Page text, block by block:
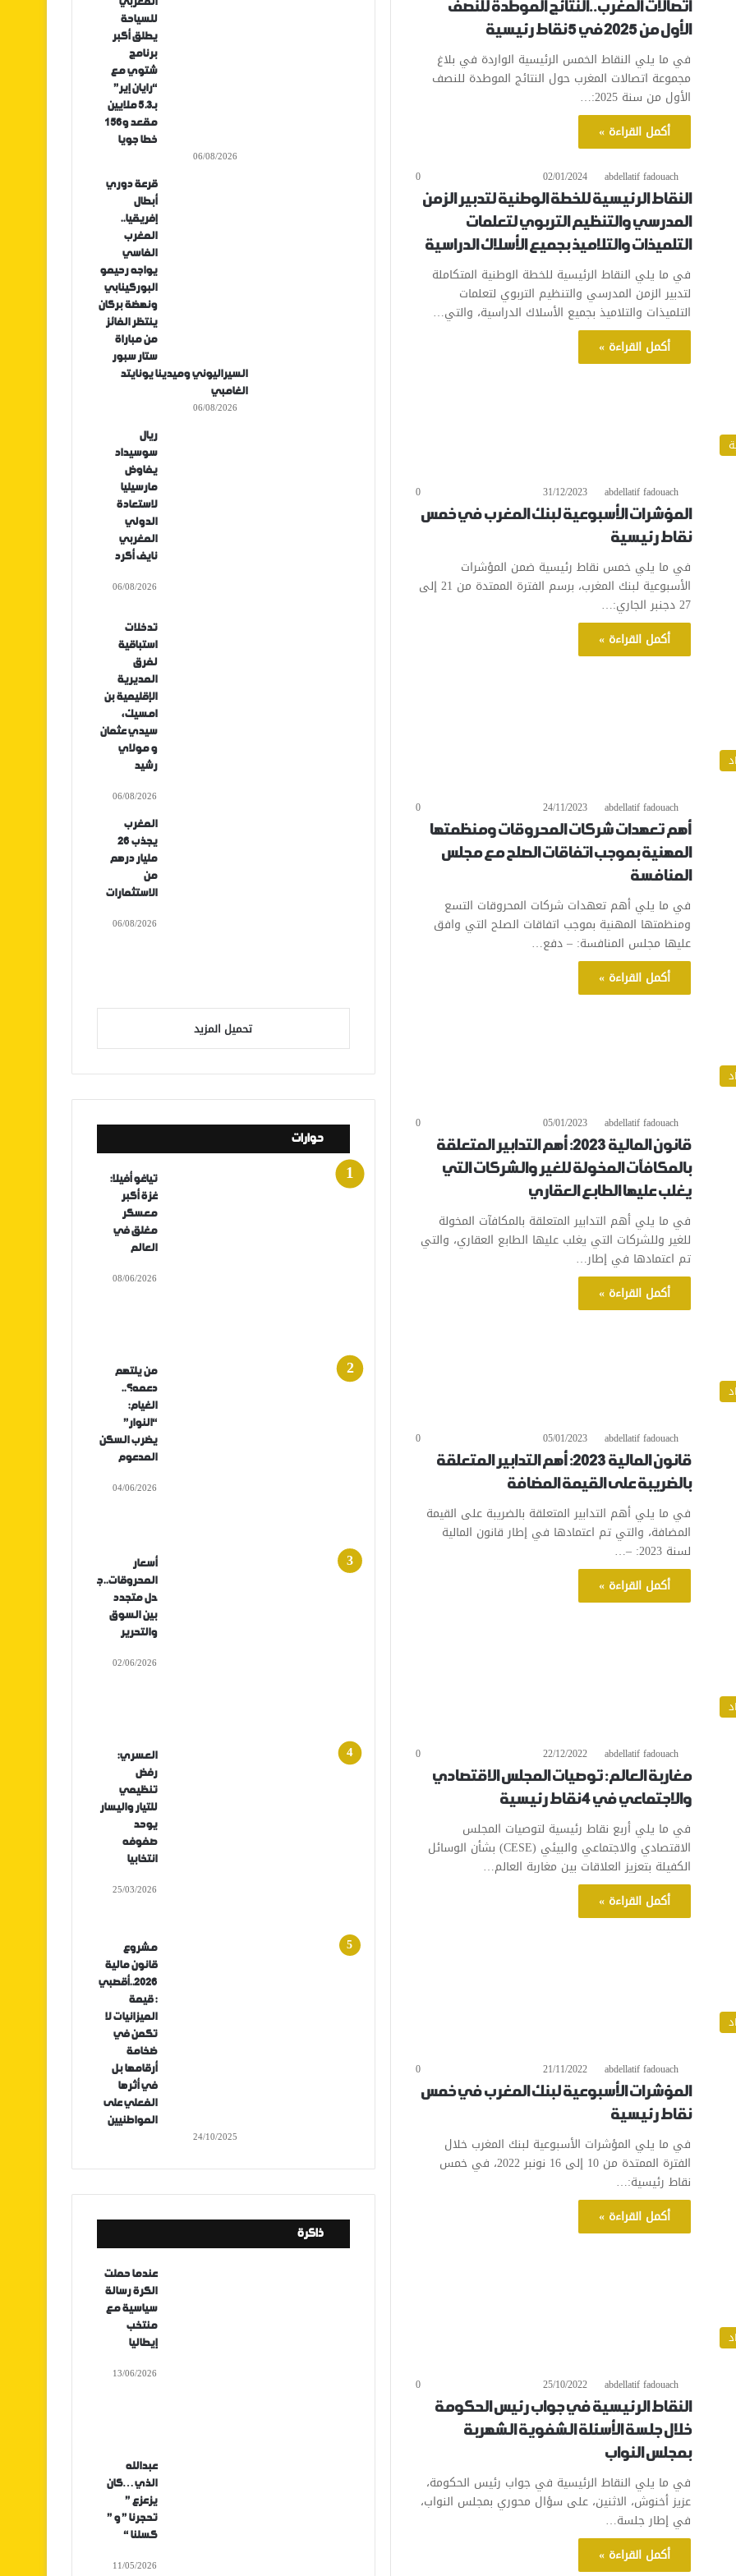
اتصالات المغرب..النتائج الموطدة للنصف
الأول من 2025 في 5 نقاط رئيسية
في ما يلي النقاط الخمس الرئيسية الواردة في بلاغ
مجموعة اتصالات المغرب حول النتائج الموطدة للنصف
الأول من سنة 2025:…
أكمل القراءة »
abdellatif fadouach
02/01/2024
0
النقاط الرئيسية للخطة الوطنية لتدبير الزمن
المدرسي والتنظيم التربوي لتعلمات
التلميذات والتلاميذ بجميع الأسلاك الدراسية
في ما يلي النقاط الرئيسية للخطة الوطنية المتكاملة
لتدبير الزمن المدرسي والتنظيم التربوي لتعلمات
التلميذات والتلاميذ بجميع الأسلاك الدراسية، والتي…
أكمل القراءة »
abdellatif fadouach
31/12/2023
0
المؤشرات الأسبوعية لبنك المغرب في خمس
نقاط رئيسية
في ما يلي خمس نقاط رئيسية ضمن المؤشرات
الأسبوعية لبنك المغرب، برسم الفترة الممتدة من 21 إلى
27 دجنبر الجاري:…
أكمل القراءة »
abdellatif fadouach
24/11/2023
0
أهم تعهدات شركات المحروقات ومنظمتها
المهنية بموجب اتفاقات الصلح مع مجلس
المنافسة
في ما يلي أهم تعهدات شركات المحروقات التسع
ومنظمتها المهنية بموجب اتفاقات الصلح التي وافق
عليها مجلس المنافسة: – دفع…
أكمل القراءة »
abdellatif fadouach
05/01/2023
0
قانون المالية 2023: أهم التدابير المتعلقة
بالمكافآت المخولة للغير والشركات التي
يغلب عليها الطابع العقاري
في ما يلي أهم التدابير المتعلقة بالمكافآت المخولة
للغير وللشركات التي يغلب عليها الطابع العقاري، والتي
تم اعتمادها في إطار…
أكمل القراءة »
abdellatif fadouach
05/01/2023
0
قانون المالية 2023: أهم التدابير المتعلقة
بالضريبة على القيمة المضافة
في ما يلي أهم التدابير المتعلقة بالضريبة على القيمة
المضافة، والتي تم اعتمادها في إطار قانون المالية
لسنة 2023: –…
أكمل القراءة »
abdellatif fadouach
22/12/2022
0
مغاربة العالم: توصيات المجلس الاقتصادي
والاجتماعي في 4 نقاط رئيسية
في ما يلي أربع نقاط رئيسية لتوصيات المجلس
الاقتصادي والاجتماعي والبيئي (CESE) بشأن الوسائل
الكفيلة بتعزيز العلاقات بين مغاربة العالم…
أكمل القراءة »
abdellatif fadouach
21/11/2022
0
المؤشرات الأسبوعية لبنك المغرب في خمس
نقاط رئيسية
في ما يلي المؤشرات الأسبوعية لبنك المغرب خلال
الفترة الممتدة من 10 إلى 16 نونبر 2022، في خمس
نقاط رئيسية:…
أكمل القراءة »
abdellatif fadouach
25/10/2022
0
النقاط الرئيسية في جواب رئيس الحكومة
خلال جلسة الأسئلة الشفوية الشهربة
بمجلس النواب
في ما يلي النقاط الرئيسية في جواب رئيس الحكومة،
عزيز أخنوش، الاثنين، على سؤال محوري بمجلس النواب،
في إطار جلسة…
أكمل القراءة »
للسياحة
يطلق أكبر
برنامج
شتوي مع
“رايان إير”
بـ5.3 ملايين
مقعد و156
خطا جويا
06/08/2026
قرعة دوري
أبطال
إفريقيا..
المغرب
الفاسي
يواجه رحيمو
البوركينابي
ونهضة بركان
ينتظر الفائز
من مباراة
ستار سبور
السيراليوني وميدينا يونايتد
الغامبي
06/08/2026
ريال
سوسيداد
يفاوض
مارسيليا
لاستعادة
الدولي
المغربي
نايف أكرد
06/08/2026
تدخلات
استباقية
لفرق
المديرية
الإقليمية بن
امسيك،
سيدي عثمان
و مولاي
رشيد
06/08/2026
المغرب
يجذب 26
مليار درهم
من
الاستثمارات
06/08/2026
تحميل المزيد
حوارات
تياغو أفيلا:
غزة أكبر
معسكر
مغلق في
العالم
08/06/2026
من يلتهم
دعمه؟..
الغيام:
“النوار”
يضرب السكن
المدعوم
04/06/2026
أسعار
المحروقات..ج
دل متجدد
بين السوق
والتحرير
02/06/2026
العسري:
رفض
تنظيمي
للتيار واليسار
يوحد
صفوفه
انتخابيا
25/03/2026
مشروع
قانون مالية
2026..أقصبي
: قيمة
الميزانيات لا
تكمن في
ضخامة
أرقامها بل
في أثرها
الفعلي على
المواطنيين
24/10/2025
ذاكرة
عندما حملت
الكرة رسالة
سياسية مع
منتخب
إيطاليا
13/06/2026
عبدالله
الذي…كان
يزعزع ”
تحجرنا ” و ”
كسلنا “
11/05/2026